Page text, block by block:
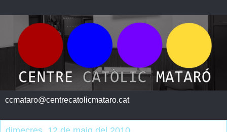
ccmataro@centrecatolicmataro.cat